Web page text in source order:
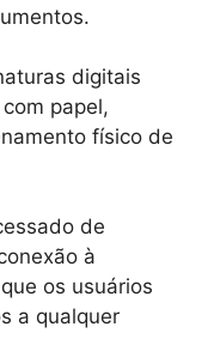
digitais
papel,
físico de
de
à
os usuários
a qualquer